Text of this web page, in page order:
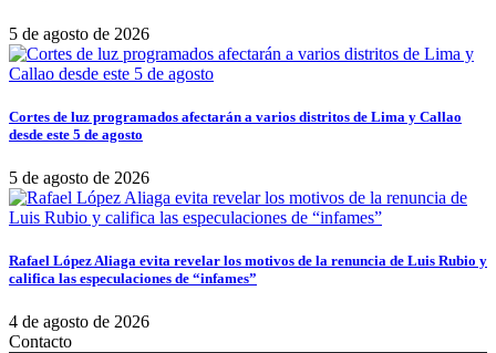
5 de agosto de 2026
Cortes de luz programados afectarán a varios distritos de Lima y Callao
desde este 5 de agosto
5 de agosto de 2026
Rafael López Aliaga evita revelar los motivos de la renuncia de Luis Rubio y
califica las especulaciones de “infames”
4 de agosto de 2026
Contacto